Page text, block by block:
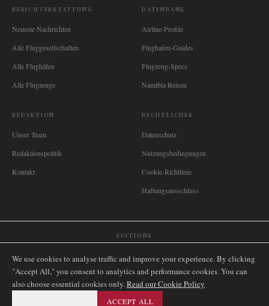
BERICHTERSTATTUNG
Neueste Nachrichten
Alle Fluggesellschaften
Alle Flughäfen
Alle Flugzeuge
DATENBANK
Airline-Profile
Flughafen-Guides
Flugzeug-Specs
Namibia Reisen
REDAKTION
Unser Team
Redaktionspolitik
Kontakt
RECHTLICHES
Datenschutz
Nutzungsbedingungen
Cookie-Richtlinie
Haftungsausschluss
EDITIONS
🇿🇦 South Africa Singapore🇩🇪 Deutschland Nederland 🇫🇷 France
🇮🇹 Italia🇪🇸 España🇧🇷 Brasil🇸🇪 Sverige🇳🇴 Norge🇩🇰
We use cookies to analyse traffic and improve your experience. By clicking
"Accept All," you consent to analytics and performance cookies. You can
also choose essential cookies only.Read our Cookie Policy
ACCEPT ALL